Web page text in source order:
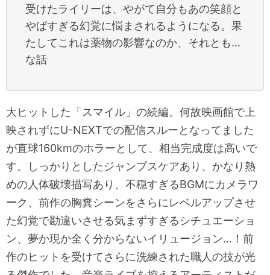
受けたライリーは、やがて自分もあの笑顔と
やばすぎる幻覚に悩まされるようになる。果
たしてこれは薬物の影響なのか、それとも…
な話
大ヒットした「スマイル」の続編。何故映画館で上
映されずにU-NEXTでの配信スルーとなってました
が直球160kmのホラーとして、相当完成度は高いで
す。しっかりとしたジャンプスケアあり、かなり熱
めの人体破壊描写あり、不穏すぎるBGMにカメラワ
ーク、前作の胸糞シーンをさらにレベルアップさせ
た幻覚で勘違いさせる気まずすぎるシチュエーショ
ン、夢か現か全く分からないイリュージョン…！前
作のヒットを受けてさらに洗練された職人の技が光